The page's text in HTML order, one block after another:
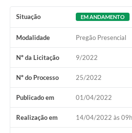
Turismo
Obras
Galeria de Vídeos
Projetos
Situação EM ANDAMENTO
Modalidade Pregão Presencial
Nº da Licitação 9/2022
Nº do Processo 25/2022
Publicado em 01/04/2022
Realização em 14/04/2022 às